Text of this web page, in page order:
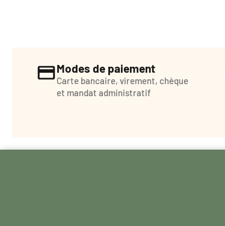
Modes de paiement
Carte bancaire, virement, chèque
et mandat administratif